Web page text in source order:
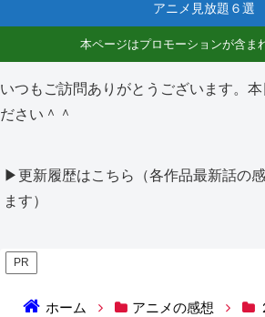
アニメ見放題６選
本ページはプロモーションが含ま
いつもご訪問ありがとうございます。本
ださい＾＾
▶更新履歴はこちら（各作品最新話の
ます）
PR
ホーム アニメの感想